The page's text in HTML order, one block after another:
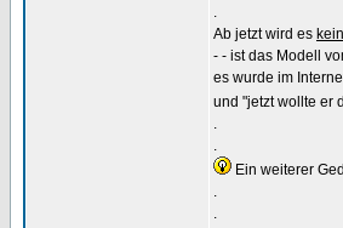
.
Ab jetzt wird es
- - ist das Modell
es wurde im
und "jetzt wollte er
.
.
Ein weiterer
.
.